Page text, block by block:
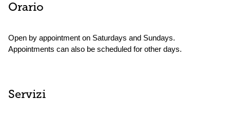
Orario
Open by appointment on Saturdays and Sundays.
Appointments can also be scheduled for other days.
Servizi